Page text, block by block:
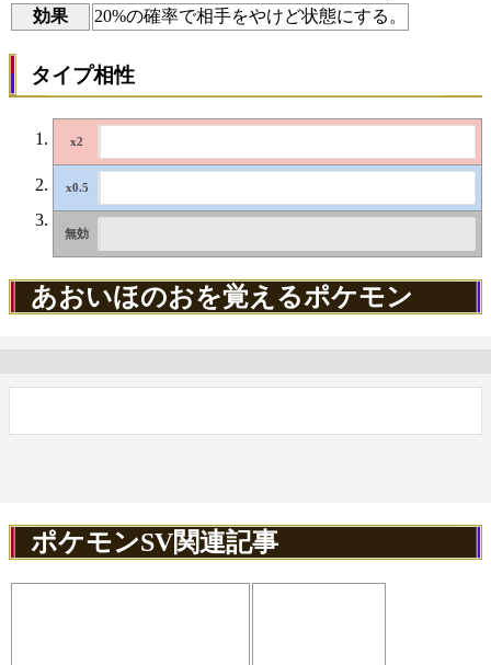
効果
20%の確率で相手をやけど状態にする。
タイプ相性
あおいほのおを覚えるポケモン
ポケモンSV関連記事